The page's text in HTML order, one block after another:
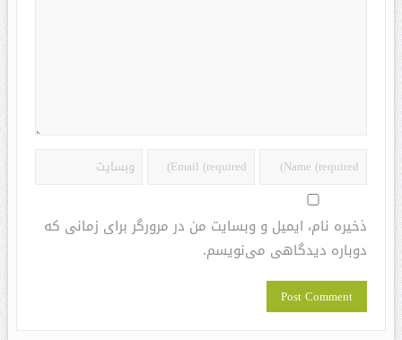
ذخیره نام، ایمیل و وبسایت من در مرورگر برای زمانی که
دوباره دیدگاهی می‌نویسم.